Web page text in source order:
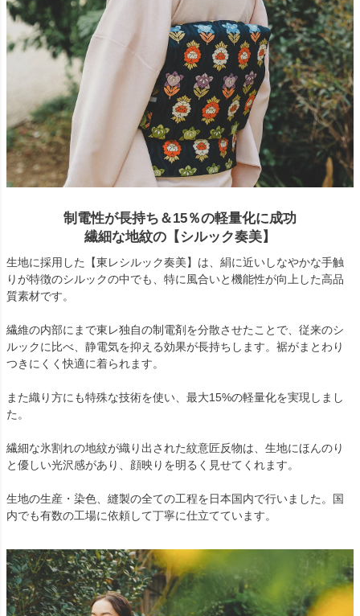
制電性が長持ち＆15％の軽量化に成功
繊細な地紋の【シルック奏美】
生地に採用した【東レシルック奏美】は、絹に近いしなやかな手触
りが特徴のシルックの中でも、特に風合いと機能性が向上した高品
質素材です。
繊維の内部にまで東レ独自の制電剤を分散させたことで、従来のシ
ルックに比べ、静電気を抑える効果が長持ちします。裾がまとわり
つきにくく快適に着られます。
また織り方にも特殊な技術を使い、最大15%の軽量化を実現しまし
た。
繊細な氷割れの地紋が織り出された紋意匠反物は、生地にほんのり
と優しい光沢感があり、顔映りを明るく見せてくれます。
生地の生産・染色、縫製の全ての工程を日本国内で行いました。国
内でも有数の工場に依頼して丁寧に仕立てています。